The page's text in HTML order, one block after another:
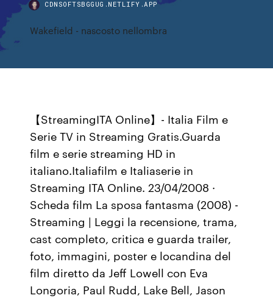
CDNSOFTSBGGUG.NETLIFY.APP
Wakefield - nascosto nellombra
【StreamingITA Online】- Italia Film e
Serie TV in Streaming Gratis.Guarda
film e serie streaming HD in
italiano.Italiafilm e Italiaserie in
Streaming ITA Online. 23/04/2008 ·
Scheda film La sposa fantasma (2008) -
Streaming | Leggi la recensione, trama,
cast completo, critica e guarda trailer,
foto, immagini, poster e locandina del
film diretto da Jeff Lowell con Eva
Longoria, Paul Rudd, Lake Bell, Jason